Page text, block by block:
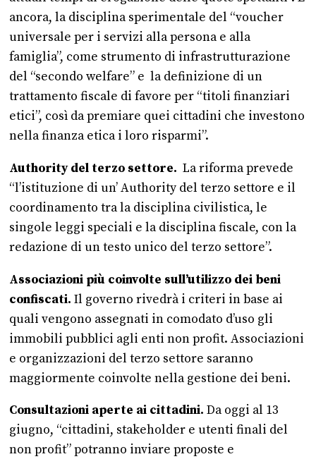
ancora, la disciplina sperimentale del “voucher
universale per i servizi alla persona e alla
famiglia”, come strumento di infrastrutturazione
del “secondo welfare” e la definizione di un
trattamento fiscale di favore per “titoli finanziari
etici”, così da premiare quei cittadini che investono
nella finanza etica i loro risparmi”.
Authority del terzo settore. La riforma prevede
“l’istituzione di un’ Authority del terzo settore e il
coordinamento tra la disciplina civilistica, le
singole leggi speciali e la disciplina fiscale, con la
redazione di un testo unico del terzo settore”.
Associazioni più coinvolte sull’utilizzo dei beni
confiscati. Il governo rivedrà i criteri in base ai
quali vengono assegnati in comodato d’uso gli
immobili pubblici agli enti non profit. Associazioni
e organizzazioni del terzo settore saranno
maggiormente coinvolte nella gestione dei beni.
Consultazioni aperte ai cittadini. Da oggi al 13
giugno, “cittadini, stakeholder e utenti finali del
non profit” potranno inviare proposte e